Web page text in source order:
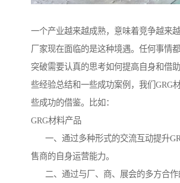
一个产业越来越成熟，意味着竞争越来
厂家现在面临的是这种境遇。任何事情
突破需要认真的思考如何提高自身和借
些经验总结和一些成功案例，我们GRG
些成功的借鉴。比如：
GRG材料产品
一、通过多种形式的交流互动提升
售商的自身运营能力。
二、通过与厂、商、展会的多方合作